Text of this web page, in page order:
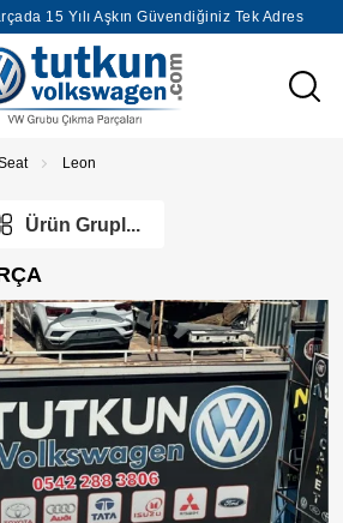
15 Yılı Aşkın Güvendiğiniz Tek Adres
Leon
Ürün Grupl...